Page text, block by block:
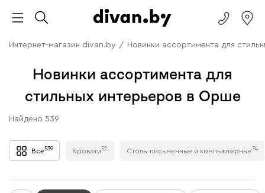
Интернет-магазин divan.by / Новинки ассортимента для
Новинки ассортимента для
стильных интерьеров в Орше
Найдено 539
Все539 Кровати52 Столы письменные и компьютерные74